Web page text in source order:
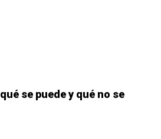
qué se puede y qué no se